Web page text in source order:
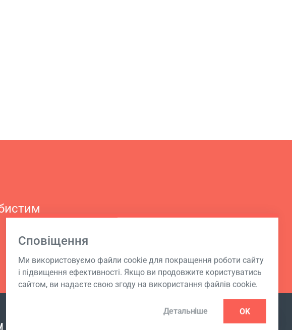
Сповіщення
Ми використовуємо файли cookie для покращення роботи сайту
і підвищення ефективності. Якщо ви продовжите користуватись
сайтом, ви надаєте свою згоду на використання файлів cookie.
Детальніше OK